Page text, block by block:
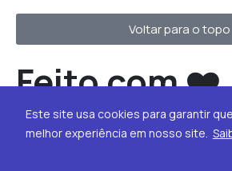
Este site usa cookies para garantir
melhor experiência em nosso site.
Voltar para o topo
Feito com ❤️
R2.com.vc